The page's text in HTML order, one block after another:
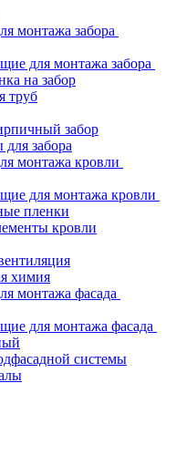
монтажа забора
для монтажа забора
на забор
труб
забор
забора
монтажа кровли
для монтажа кровли
пленки
кровли
химия
монтажа фасада
для монтажа фасада
системы